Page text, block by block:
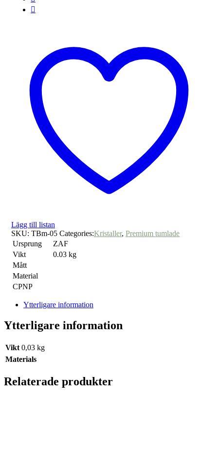
Lägg till listan
SKU: TBm-05 Categories:Kristaller, Premium tumlade
Ursprung
ZAF
Vikt
0.03 kg
Mått
Material
CPNP
Ytterligare information
Ytterligare information
Vikt 0,03 kg
Materials
Relaterade produkter